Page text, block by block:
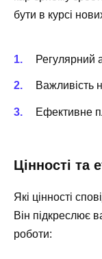
бути в курсі
Регулярний
Важливість
Ефективне
Цінності та
Які цінності
Він підкреслює
роботи: